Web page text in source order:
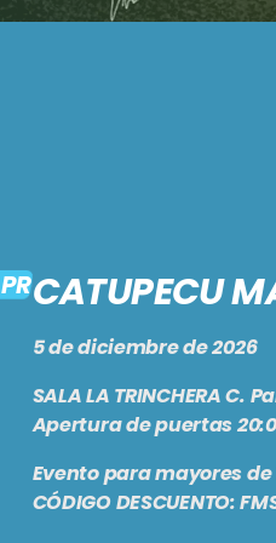
CATUPECU
5 de diciembre de 2026
SALA LA TRINCHERA C.
Apertura de puertas
Evento para mayores de
CÓDIGO DESCUENTO:
PRODUCTOS